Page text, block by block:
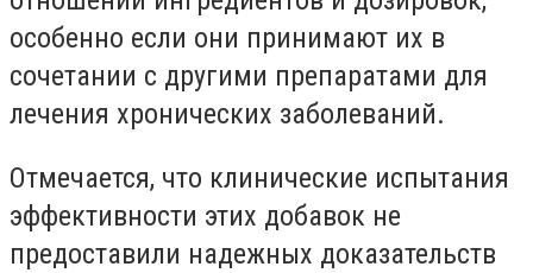
особенно если они принимают их в
сочетании с другими препаратами для
лечения хронических заболеваний.
Отмечается, что клинические испытания
эффективности этих добавок не
предоставили надежных доказательств